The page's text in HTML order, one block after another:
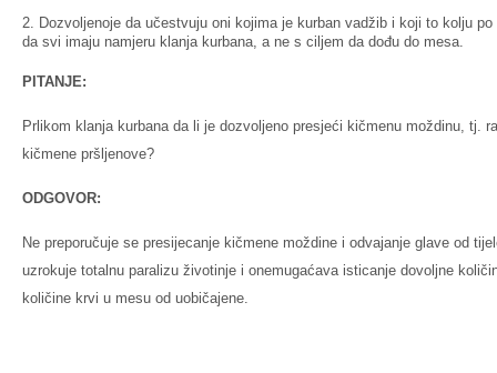
2. Dozvoljenoje da učestvuju oni kojima je kurban vadžib i koji to kolju
da svi imaju namjeru klanja kurbana, a ne s ciljem da dođu do mesa.
PITANJE:
Prlikom klanja kurbana da li je dozvoljeno presjeći kičmenu moždinu, tj.
kičmene pršljenove?
ODGOVOR:
Ne preporučuje se presijecanje kičmene moždine i odvajanje glave od
uzrokuje totalnu paralizu životinje i onemugaćava isticanje dovoljne
količine krvi u mesu od uobičajene.